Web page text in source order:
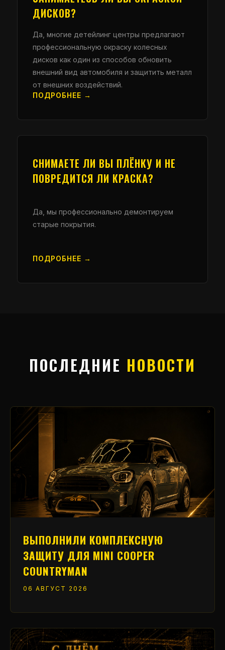
ДИСКОВ?
Да, многие детейлинг центры предлагают
профессиональную окраску колесных
дисков как один из способов обновить
внешний вид автомобиля и защитить металл
от внешних воздействий.
ПОДРОБНЕЕ →
СНИМАЕТЕ ЛИ ВЫ ПЛЁНКУ И НЕ
ПОВРЕДИТСЯ ЛИ КРАСКА?
Да, мы профессионально демонтируем
старые покрытия.
ПОДРОБНЕЕ →
ПОСЛЕДНИЕ НОВОСТИ
ВЫПОЛНИЛИ КОМПЛЕКСНУЮ
ЗАЩИТУ ДЛЯ MINI COOPER
COUNTRYMAN
06 АВГУСТ 2026